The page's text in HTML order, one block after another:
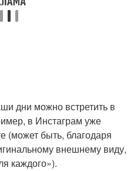
дни можно встретить в
в Инстаграм уже
(может быть, благодаря
внешнему виду,
каждого»).